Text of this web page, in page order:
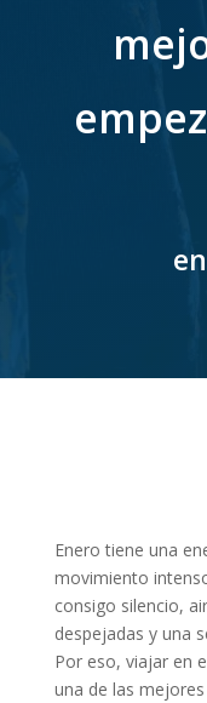
Enero tiene una
movimiento
consigo silencio,
despejadas y una
Por eso, viajar en
una de las